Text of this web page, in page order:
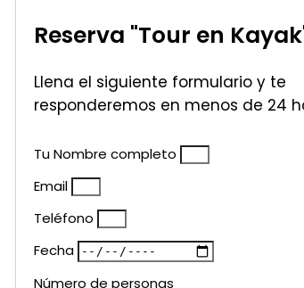
Reserva "Tour en
Llena el siguiente formulario y te
responderemos en menos de 24
Tu Nombre completo
Email
Teléfono
Fecha
Número de personas